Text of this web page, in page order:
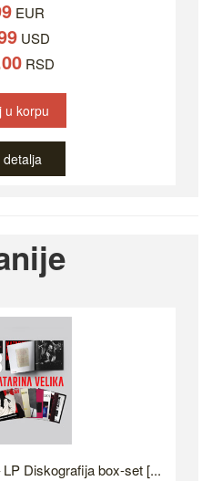
EUR
USD
RSD
u korpu
detalja
Diskografija box-set [...